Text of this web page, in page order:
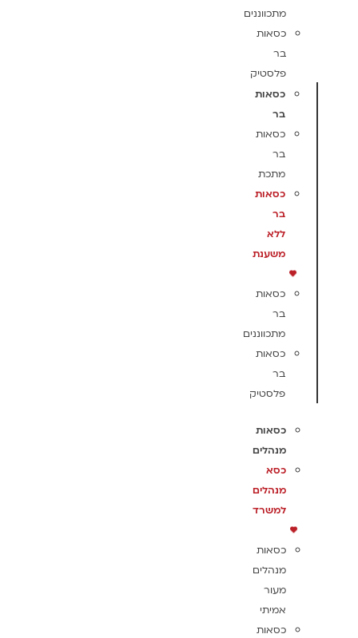
מתכווננים
כסאות
בר
פלסטיק
כסאות
בר
כסאות
בר
מתכת
כסאות
בר
ללא
משענת
כסאות
בר
מתכווננים
כסאות
בר
פלסטיק
כסאות
מנהלים
כסא
מנהלים
למשרד
כסאות
מנהלים
מעור
אמיתי
כסאות